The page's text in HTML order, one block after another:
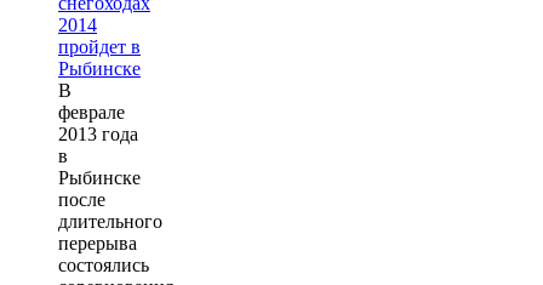
В
феврале
2013 года
в
Рыбинске
после
длительного
перерыва
состоялись